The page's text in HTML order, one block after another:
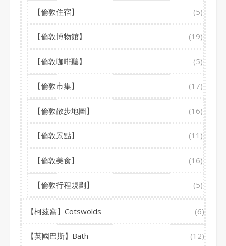
【倫敦住宿】 (5)
【倫敦博物館】 (19)
【倫敦咖啡聽】 (5)
【倫敦市集】 (17)
【倫敦散步地圖】 (16)
【倫敦景點】 (11)
【倫敦美食】 (16)
【倫敦行程規劃】 (5)
【柯茲窩】Cotswolds (6)
【英國巴斯】Bath (12)